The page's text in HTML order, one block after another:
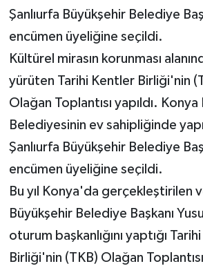
Şanlıurfa Büyükşehir Belediye
encümen üyeliğine seçildi.
Kültürel mirasın korunması
yürüten Tarihi Kentler Birliği'nin
Olağan Toplantısı yapıldı.
Belediyesinin ev sahipliğinde
Şanlıurfa Büyükşehir Belediye
encümen üyeliğine seçildi.
Bu yıl Konya'da gerçekleştirilen
Büyükşehir Belediye Başkanı
oturum başkanlığını yaptığı
Birliği'nin (TKB) Olağan